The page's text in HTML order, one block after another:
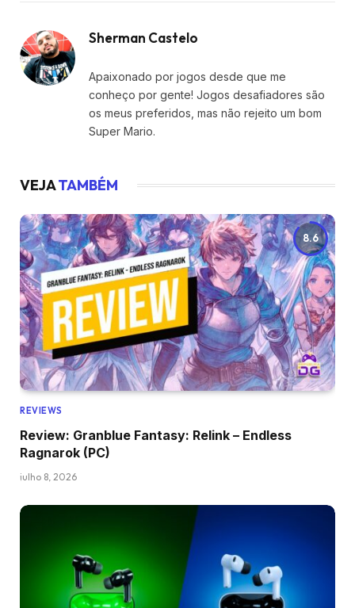
Sherman Castelo
Apaixonado por jogos desde que me
conheço por gente! Jogos desafiadores são
os meus preferidos, mas não rejeito um bom
Super Mario.
VEJATAMBÉM
8.6
REVIEWS
Review: Granblue Fantasy: Relink – Endless
Ragnarok (PC)
julho 8, 2026